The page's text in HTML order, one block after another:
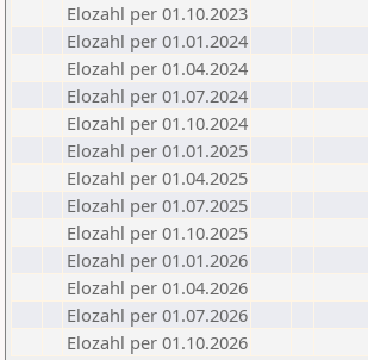
Elozahl per 01.10.2023
Elozahl per 01.01.2024
Elozahl per 01.04.2024
Elozahl per 01.07.2024
Elozahl per 01.10.2024
Elozahl per 01.01.2025
Elozahl per 01.04.2025
Elozahl per 01.07.2025
Elozahl per 01.10.2025
Elozahl per 01.01.2026
Elozahl per 01.04.2026
Elozahl per 01.07.2026
Elozahl per 01.10.2026